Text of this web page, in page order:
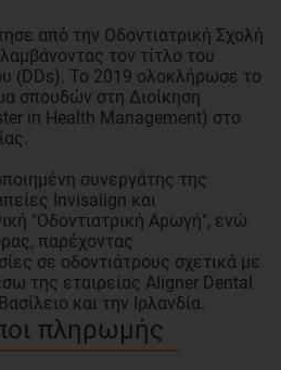
από την Οδοντιατρική Σχολή
τον τίτλο του
(DDs). Το 2019 ολοκλήρωσε το
σπουδών στη Διοίκηση
in Health Management) στο
συνεργάτης της
Invisalign και
"Οδοντιατρική Αρωγή", ενώ
παρέχοντας
σε οδοντιάτρους σχετικά με
της εταιρείας Aligner Dental
και την Ιρλανδία.
πληρωμής